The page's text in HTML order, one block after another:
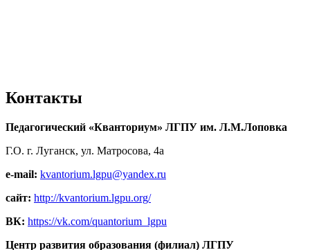
Контакты
Педагогический «Кванториум» ЛГПУ им. Л.М.Лоповка
Г.О. г. Луганск, ул. Матросова, 4а
e-mail: kvantorium.lgpu@yandex.ru
сайт: http://kvantorium.lgpu.org/
ВК: https://vk.com/quantorium_lgpu
Центр развития образования (филиал) ЛГПУ